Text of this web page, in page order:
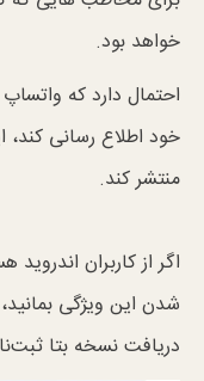
خواهد بود.
احتمال دارد که واتساپ
خود اطلاع رسانی کند،
منتشر کند.
اگر از کاربران
شدن این ویژگی
دریافت نسخه بتا